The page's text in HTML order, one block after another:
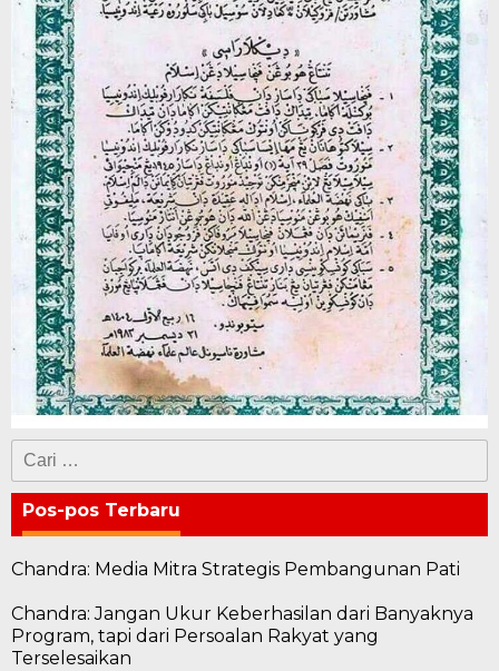
Cari
untuk:
Pos-pos Terbaru
Chandra: Media Mitra Strategis Pembangunan Pati
Chandra: Jangan Ukur Keberhasilan dari Banyaknya
Program, tapi dari Persoalan Rakyat yang
Terselesaikan